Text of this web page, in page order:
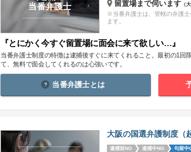
当番弁護士 留置場まで伺います （
※当番弁護士は、管轄の弁護
ます。
『とにかく今すぐ留置場に面会に来て欲しい…』
当番弁護士制度の特徴は逮捕後すぐに来てくれること。最初の1回
て、無料で面会してくれるのは心強いです。
当番弁護士とは
大阪の国選弁護制度（
逮捕前NG 逮捕中NG 勾留中